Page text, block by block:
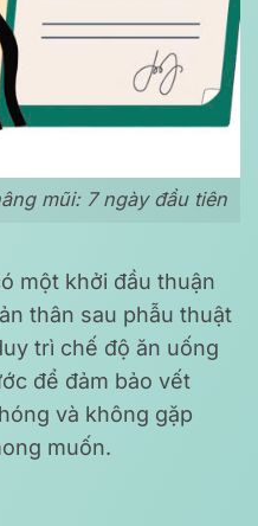
mũi: 7 ngày đầu tiên
một khởi đầu thuận
thân sau phẫu thuật
trì chế độ ăn uống
để đảm bảo vết
và không gặp
muốn.